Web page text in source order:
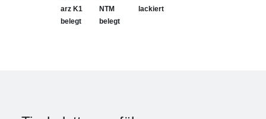
arz K1
belegt
NTM
belegt
lackiert